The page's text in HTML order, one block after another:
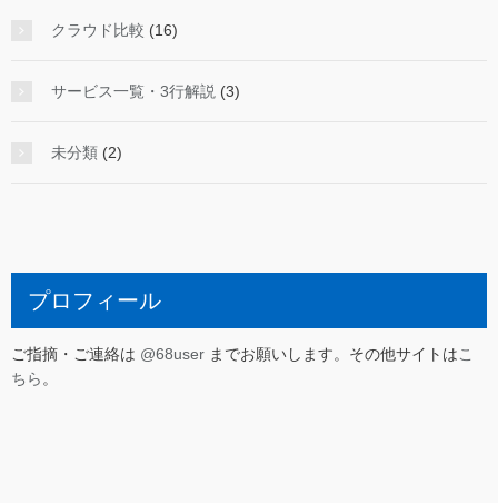
クラウド比較 (16)
サービス一覧・3行解説 (3)
未分類 (2)
プロフィール
ご指摘・ご連絡は @68user までお願いします。その他サイトはこ
ちら。